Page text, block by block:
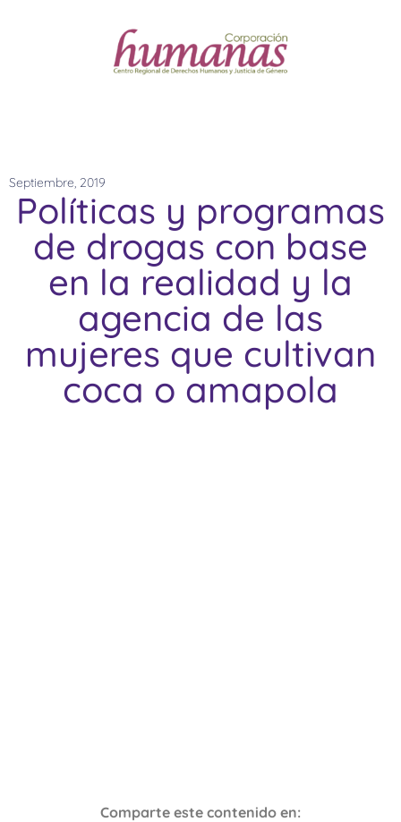
Septiembre, 2019
Políticas y programas
de drogas con base
en la realidad y la
agencia de las
mujeres que cultivan
coca o amapola
Comparte este contenido en: